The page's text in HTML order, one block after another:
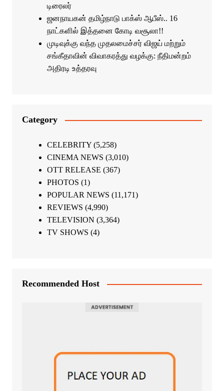
டிரைலர்
ஜனநாயகன் தமிழ்நாடு பாக்ஸ் ஆபீஸ்.. 16
நாட்களில் இத்தனை கோடி வசூலா!!
முடிவுக்கு வந்த முதலமைச்சர் விஜய் மற்றும்
சங்கீதாவின் விவாகரத்து வழக்கு: நீதிமன்றம்
அதிரடி உத்தரவு
Category
CELEBRITY(5,258)
CINEMA NEWS (3,010)
OTT RELEASE (367)
PHOTOS (1)
POPULAR NEWS (11,171)
REVIEWS (4,990)
TELEVISION (3,364)
TV SHOWS (4)
Recommended Host